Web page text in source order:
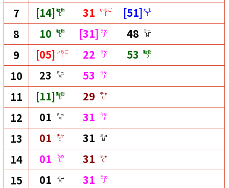
7 [14] 動物
D 31 いちご
I [51] たま
T
8 10 動物
D [31] うめ
U 48 ミュ
M
9 [05] いちご
I 22 うめ
U 53 動物
D
10 23 ミュ
M 53 うめ
U
11 [11] 動物
D 29 チャ
C
12 01 ミュ
M 31 うめ
U
13 01 チャ
C 31 ミュ
M
14 01 うめ
U 31 チャ
C
15 01 ミュ
M 31 うめ
U